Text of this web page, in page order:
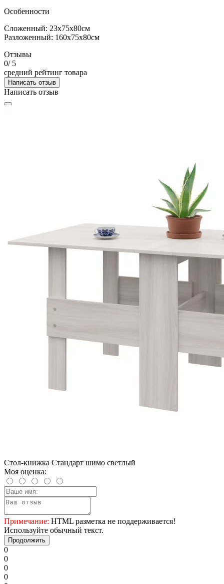
Особенности
Сложенный: 23х75х80см
Разложенный: 160х75х80см
Отзывы
0/ 5
средний рейтинг товара
Написать отзыв
Написать отзыв
Стол-книжка Стандарт шимо светлый
Моя оценка:
Примечание: HTML разметка не поддерживается!
Используйте обычный текст.
Продолжить
0
0
0
0